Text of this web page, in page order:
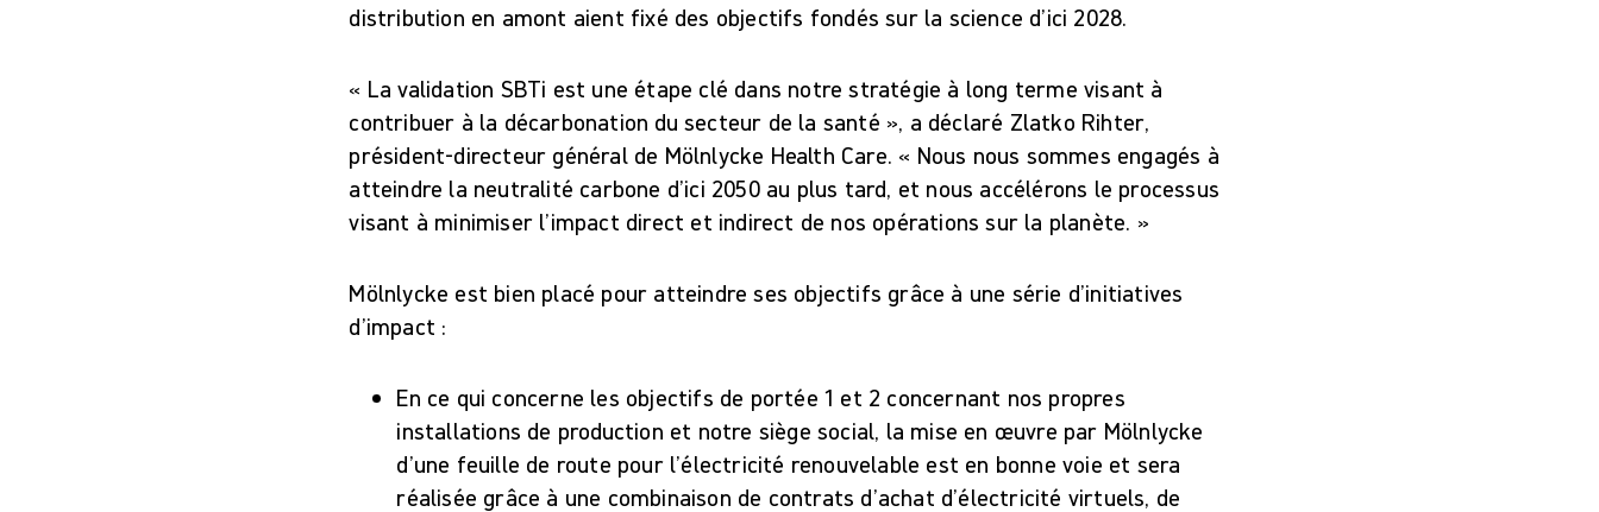
distribution en amont aient fixé des objectifs fondés sur la science d’ici 2028.
« La validation SBTi est une étape clé dans notre stratégie à long terme visant à
contribuer à la décarbonation du secteur de la santé », a déclaré Zlatko Rihter,
président-directeur général de Mölnlycke Health Care. « Nous nous sommes engagés à
atteindre la neutralité carbone d’ici 2050 au plus tard, et nous accélérons le processus
visant à minimiser l’impact direct et indirect de nos opérations sur la planète. »
Mölnlycke est bien placé pour atteindre ses objectifs grâce à une série d’initiatives
d’impact :
En ce qui concerne les objectifs de portée 1 et 2 concernant nos propres
installations de production et notre siège social, la mise en œuvre par Mölnlycke
d’une feuille de route pour l’électricité renouvelable est en bonne voie et sera
réalisée grâce à une combinaison de contrats d’achat d’électricité virtuels, de